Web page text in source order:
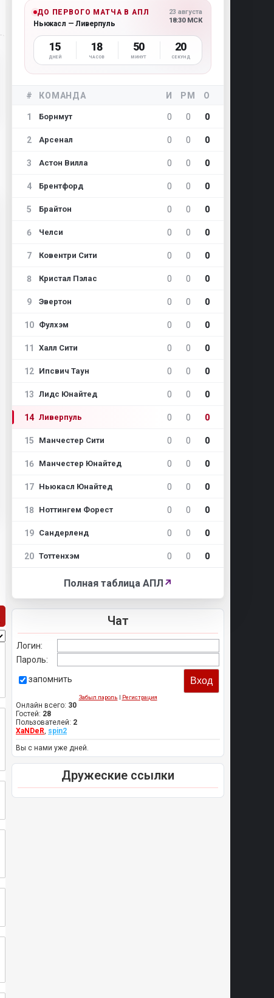
ДО ПЕРВОГО МАТЧА В АПЛ
Ньюкасл — Ливерпуль
23 августа
18:30 МСК
15
ДНЕЙ
18
ЧАСОВ
50
МИНУТ
19
СЕКУНД
# КОМАНДА И РМ О
1 Борнмут 0 0 0
2 Арсенал 0 0 0
3 Астон Вилла 0 0 0
4 Брентфорд 0 0 0
5 Брайтон 0 0 0
6 Челси 0 0 0
7 Ковентри Сити 0 0 0
8 Кристал Пэлас 0 0 0
9 Эвертон 0 0 0
10 Фулхэм 0 0 0
11 Халл Сити 0 0 0
12 Ипсвич Таун 0 0 0
13 Лидс Юнайтед 0 0 0
14 Ливерпуль 0 0 0
15 Манчестер Сити 0 0 0
16 Манчестер Юнайтед 0 0 0
17 Ньюкасл Юнайтед 0 0 0
18 Ноттингем Форест 0 0 0
19 Сандерленд 0 0 0
20 Тоттенхэм 0 0 0
Полная таблица АПЛ ↗
Чат
Логин:
Пароль:
запомнить
Забыл пароль | Регистрация
Онлайн всего: 30
Гостей: 28
Пользователей: 2
XaNDeR, spin2
Вы с нами уже дней.
Дружеские ссылки